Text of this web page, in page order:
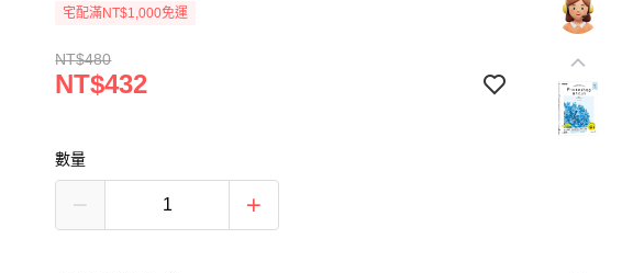
宅配滿NT$1,000免運
NT$480
NT$432
數量